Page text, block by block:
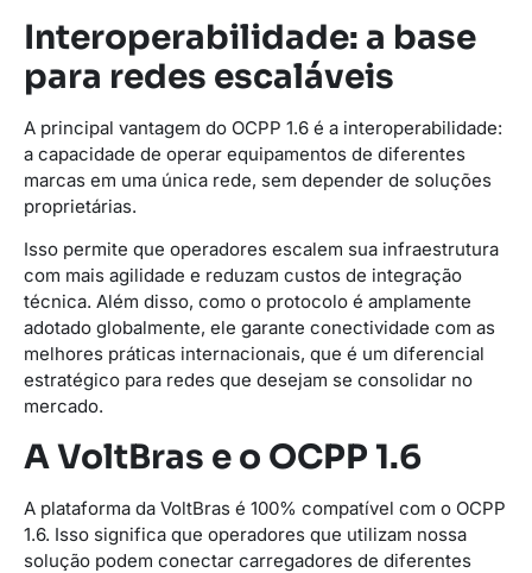
Interoperabilidade: a base
para redes escaláveis
A principal vantagem do OCPP 1.6 é a interoperabilidade:
a capacidade de operar equipamentos de diferentes
marcas em uma única rede, sem depender de soluções
proprietárias.
Isso permite que operadores escalem sua infraestrutura
com mais agilidade e reduzam custos de integração
técnica. Além disso, como o protocolo é amplamente
adotado globalmente, ele garante conectividade com as
melhores práticas internacionais, que é um diferencial
estratégico para redes que desejam se consolidar no
mercado.
A VoltBras e o OCPP 1.6
A plataforma da VoltBras é 100% compatível com o OCPP
1.6. Isso significa que operadores que utilizam nossa
solução podem conectar carregadores de diferentes